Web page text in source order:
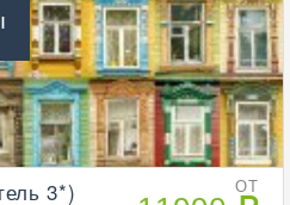
ОТ
3*)